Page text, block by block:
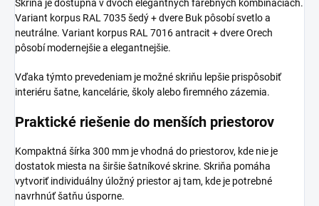
Skriňa je dostupná v dvoch elegantných farebných kombináciách.
Variant korpus RAL 7035 šedý + dvere Buk pôsobí svetlo a
neutrálne. Variant korpus RAL 7016 antracit + dvere Orech
pôsobí modernejšie a elegantnejšie.
Vďaka týmto prevedeniam je možné skriňu lepšie prispôsobiť
interiéru šatne, kancelárie, školy alebo firemného zázemia.
Praktické riešenie do menších priestorov
Kompaktná šírka 300 mm je vhodná do priestorov, kde nie je
dostatok miesta na širšie šatníkové skrine. Skriňa pomáha
vytvoriť individuálny úložný priestor aj tam, kde je potrebné
navrhnúť šatňu úsporne.